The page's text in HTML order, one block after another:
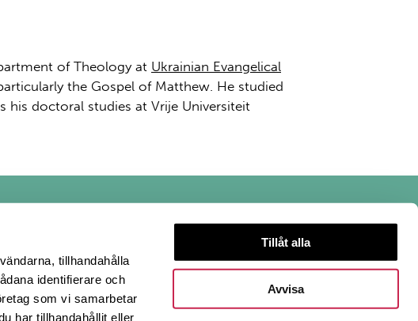
tillhandahålla
identifierare och
som vi samarbetar
har tillhandahållit eller
Tillåt alla
Avvisa
of Theology at Ukrainian Evangelical
the Gospel of Matthew. He studied
his doctoral studies at Vrije Universiteit